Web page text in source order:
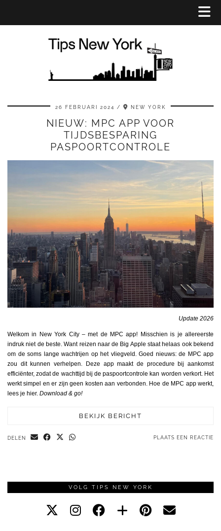
26 FEBRUARI 2024 NEW YORK
NIEUW: MPC APP VOOR
TIJDSBESPARING
PASPOORTCONTROLE
Update 2026
Welkom in New York City – met de MPC app! Misschien is je allereerste
indruk niet de beste. Want reizen naar de Big Apple staat helaas ook bekend
om de soms lange wachtrijen op het vliegveld. Goed nieuws: de MPC app
zou dit kunnen verhelpen. Deze app maakt de procedure bij aankomst
efficiënter, zodat de wachttijd bij de paspoortcontrole kan worden verkort. Het
werkt simpel en er zijn geen kosten aan verbonden. Hoe de MPC app werkt,
lees je hier. Download & go!
BEKIJK BERICHT
DELEN PLAATS EEN REACTIE
VOLG TIPS NEW YORK